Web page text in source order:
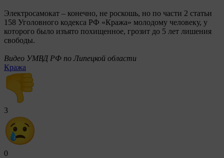
Электросамокат – конечно, не роскошь, но по части 2 статьи
158 Уголовного кодекса РФ «Кража» молодому человеку, у
которого было изъято похищенное, грозит до 5 лет лишения
свободы.
Видео УМВД РФ по Липецкой области
Кража
3
0